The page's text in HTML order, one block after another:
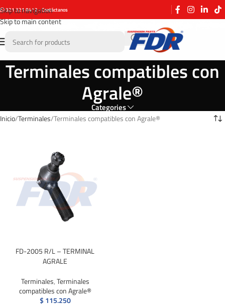
Skip to navigation
Skip to main content
321 321 8412 - Contáctanos
Terminales compatibles con
Agrale®
Categories
Inicio Terminales Terminales compatibles con Agrale®
FD-2005 R/L – TERMINAL
AGRALE
Terminales,Terminales
compatibles con Agrale®
$ 115.250